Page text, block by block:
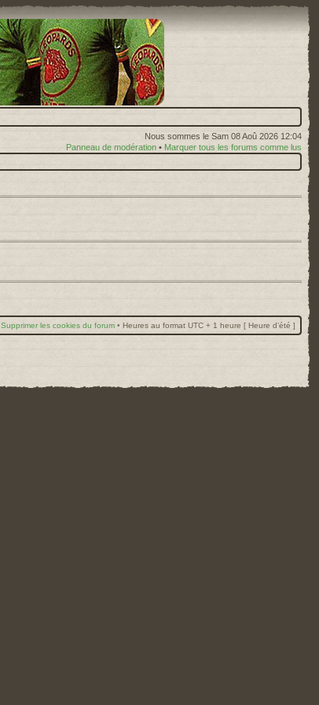
Nous sommes le Sam 08 Aoû 2026 12:04
Panneau de modération • Marquer tous les forums comme lus
Supprimer les cookies du forum • Heures au format UTC + 1 heure [ Heure d’été ]